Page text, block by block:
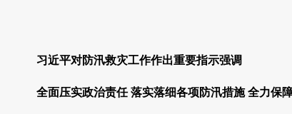
习近平对防汛救灾工作作出重要指示强调
全面压实政治责任 落实落细各项防汛措施 全力保